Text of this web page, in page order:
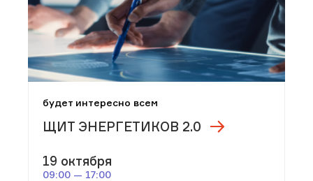
будет интересно всем
ЩИТ ЭНЕРГЕТИКОВ 2.0
19 октября
09:00 — 17:00